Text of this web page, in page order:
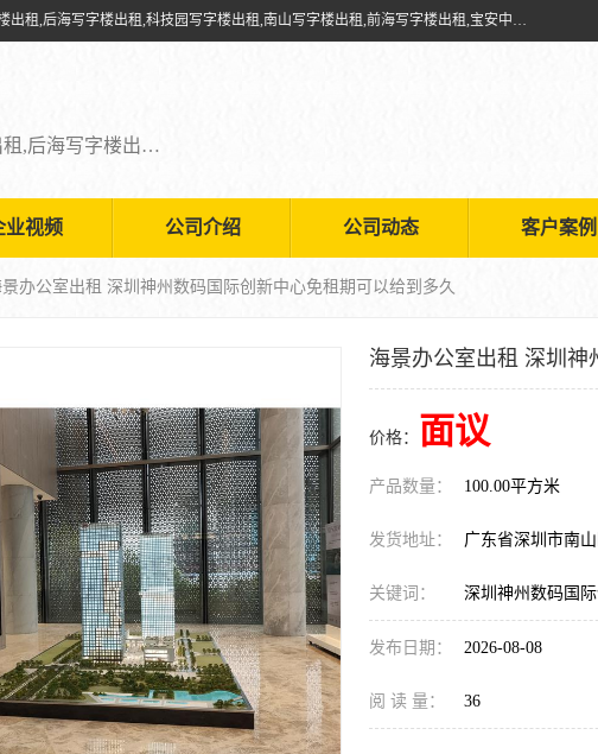
深圳鑫企通投资发展有限公司提供福田写字楼出租,福田中心区写字楼出租,后海写字楼出租,科技园写字楼出租,南山写字楼出租,前海写字楼出租,宝安中心写字楼出租,车公庙写字楼出租,深圳写字楼出租，欢迎有需要的朋友前来咨询。
福田写字楼出租,福田中心区写字楼出租,后海写字楼出租,科技园写字楼出租,南山写字楼出租,前海写字楼出租,宝安中心写字楼出租
业视频 公司介绍 公司动态 客户案例
办公室出租 深圳神州数码国际创新中心免租期可以给到多久
海景办公室出租 深圳神
价格： 面议
产品数量： 100.00平方米
发货地址： 广东省深圳市南
关键词： 深圳神州数码国
发布日期： 2026-08-08
阅 读 量： 36